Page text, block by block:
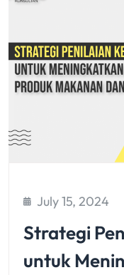
July 15, 2024
Strategi
untuk